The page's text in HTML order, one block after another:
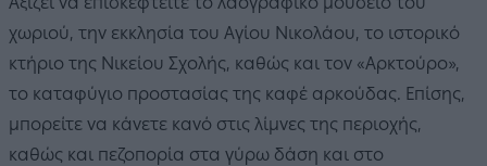
χωριού, την εκκλησία του Αγίου Νικολάου, το ιστορικό
κτήριο της Νικείου Σχολής, καθώς και τον «Αρκτούρο»,
το καταφύγιο προστασίας της καφέ αρκούδας. Επίσης,
μπορείτε να κάνετε κανό στις λίμνες της περιοχής,
καθώς και πεζοπορία στα γύρω δάση και στο